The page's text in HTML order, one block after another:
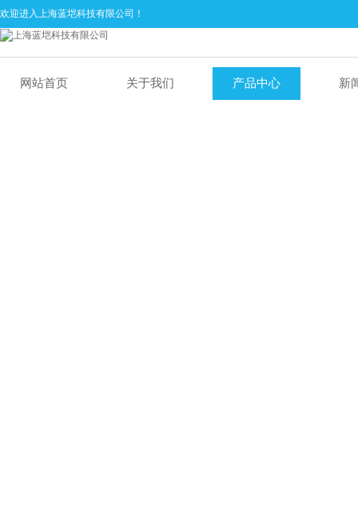
欢迎进入上海蓝垲科技有限公司！
网站首页 关于我们 产品中心 新